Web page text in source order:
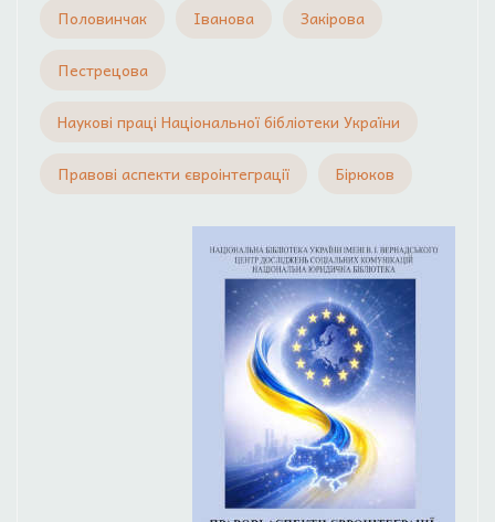
Половинчак Іванова Закірова
Пестрецова
Наукові праці Національної бібліотеки України
Правові аспекти євроінтеграції Бірюков